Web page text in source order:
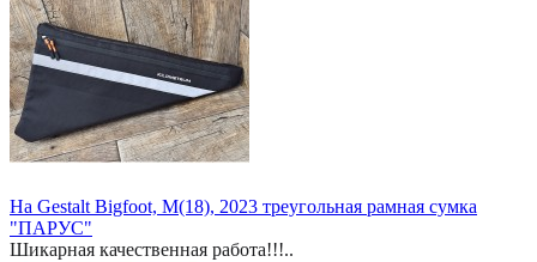
На Gestalt Bigfoot, M(18), 2023 треугольная рамная сумка
"ПАРУС"
Шикарная качественная работа!!!..